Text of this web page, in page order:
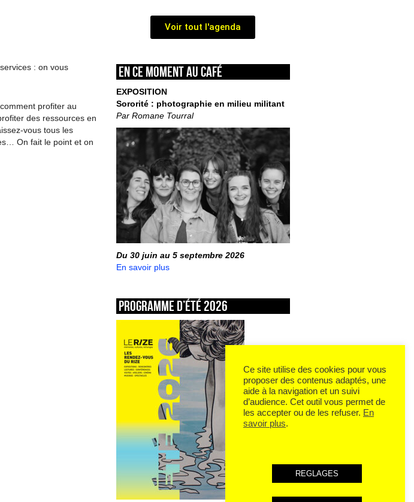
: on vous
profiter au
des ressources en
vous tous les
On fait le point et on
Voir tout l'agenda
En ce moment au café
EXPOSITION
Sororité : photographie en milieu militant
Par Romane Tourral
Du 30 juin au 5 septembre 2026
En savoir plus
Programme d’été 2026
Ce site utilise des cookies pour vous
proposer des contenus adaptés, une
aide à la navigation et un suivi
d’audience. Cet outil vous permet de
les accepter ou de les refuser. En
savoir plus.
REGLAGES